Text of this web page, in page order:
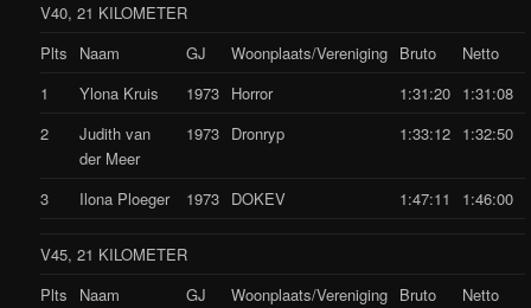
V40, 21 KILOMETER
Plts
Naam GJ Woonplaats/Vereniging Bruto
Netto
1
Ylona Kruis 1973 Horror 1:31:20 1:31:08
2
Judith van
der Meer
1973 Dronryp 1:33:12 1:32:50
3 Ilona Ploeger 1973 DOKEV 1:47:11 1:46:00
V45, 21 KILOMETER
Plts
Naam GJ Woonplaats/Vereniging Bruto
Netto